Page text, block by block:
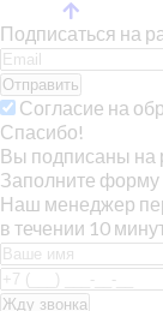
Подписаться на
Отправить
Согласие на
Спасибо!
Вы подписаны на
Заполните форму
Наш менеджер
в течении 10